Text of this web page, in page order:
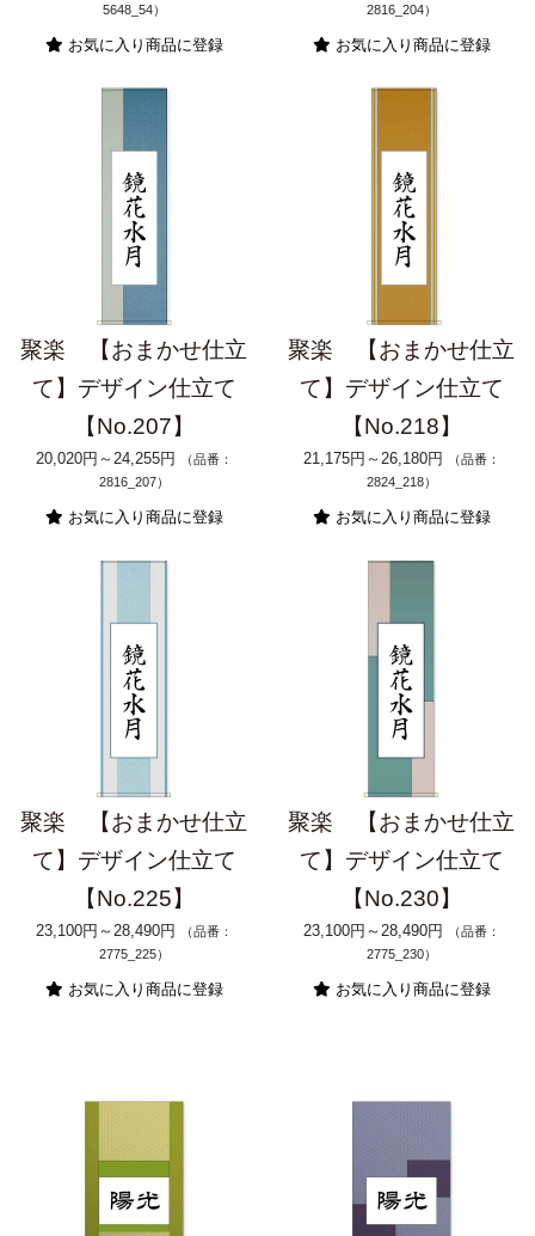
5648_54）
お気に入り商品に登録
2816_204）
お気に入り商品に登録
聚楽 【おまかせ仕立
て】デザイン仕立て
【No.207】
20,020円～24,255円
（品番：
2816_207）
お気に入り商品に登録
聚楽 【おまかせ仕立
て】デザイン仕立て
【No.218】
21,175円～26,180円
（品番：
2824_218）
お気に入り商品に登録
聚楽 【おまかせ仕立
て】デザイン仕立て
【No.225】
23,100円～28,490円
（品番：
2775_225）
お気に入り商品に登録
聚楽 【おまかせ仕立
て】デザイン仕立て
【No.230】
23,100円～28,490円
（品番：
2775_230）
お気に入り商品に登録